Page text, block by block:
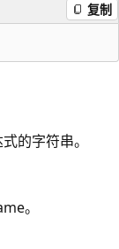
复制
的字符串。
。